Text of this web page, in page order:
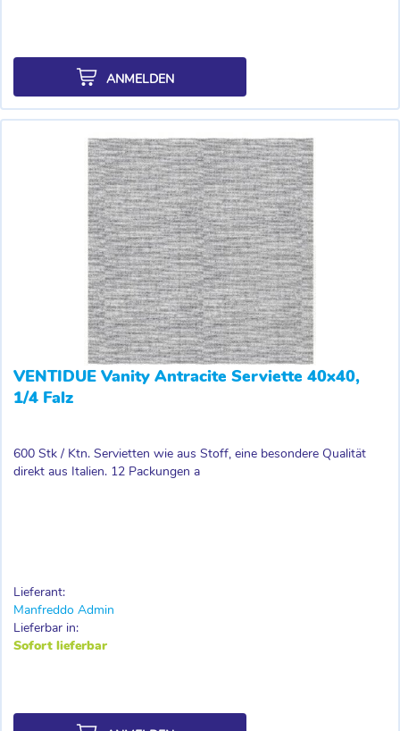
ANMELDEN
VENTIDUE Vanity Antracite Serviette 40x40,
1/4 Falz
600 Stk / Ktn. Servietten wie aus Stoff, eine besondere Qualität
direkt aus Italien. 12 Packungen a
Lieferant:
Manfreddo Admin
Lieferbar in:
Sofort lieferbar